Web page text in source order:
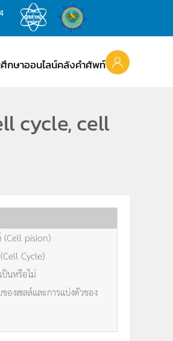
กษาออนไลน์คลังคำศัพท์
cycle, cell
(Cell pision)
Cycle)
ป็นหรือไม่
งเซลล์เเละการเเบ่งตัวของ